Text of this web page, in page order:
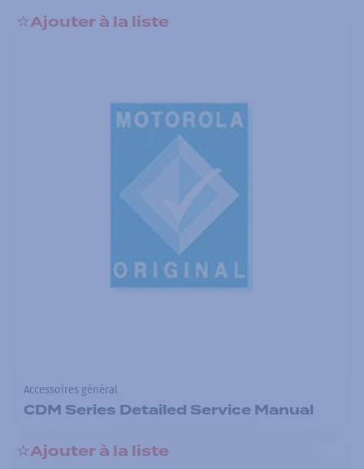
Ajouter à la liste
Accessoires général
CDM Series Detailed Service Manual
Ajouter à la liste